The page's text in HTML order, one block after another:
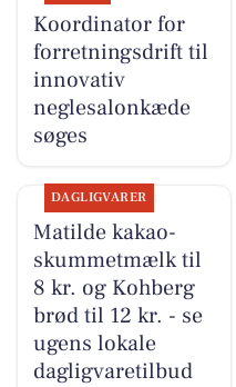
Koordinator for
forretningsdrift til
innovativ
neglesalonkæde
søges
DAGLIGVARER
Matilde kakao-
skummetmælk til
8 kr. og Kohberg
brød til 12 kr. - se
ugens lokale
dagligvaretilbud